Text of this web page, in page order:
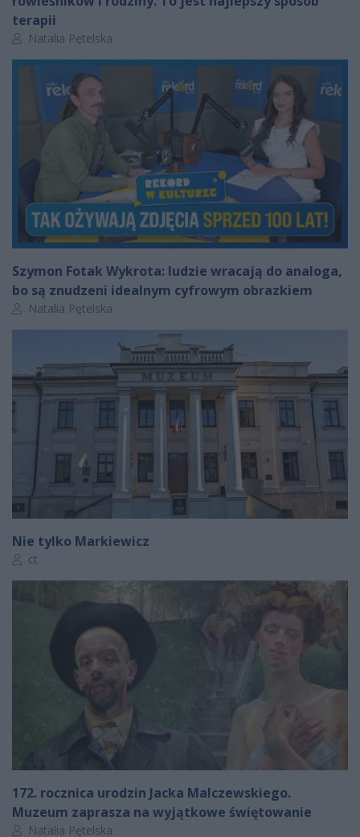
terapii
Autor artykułu:
Natalia Pętelska
Szymon Fotak Wykrota: ludzie wracają do analoga,
bo są znudzeni idealnym cyfrowym obrazkiem
Autor artykułu:
Natalia Pętelska
Nie tylko Markiewicz
Autor artykułu:
ct
172. rocznica urodzin Jacka Malczewskiego.
Muzeum zaprasza na wyjątkowe świętowanie
Autor artykułu:
Natalia Pętelska